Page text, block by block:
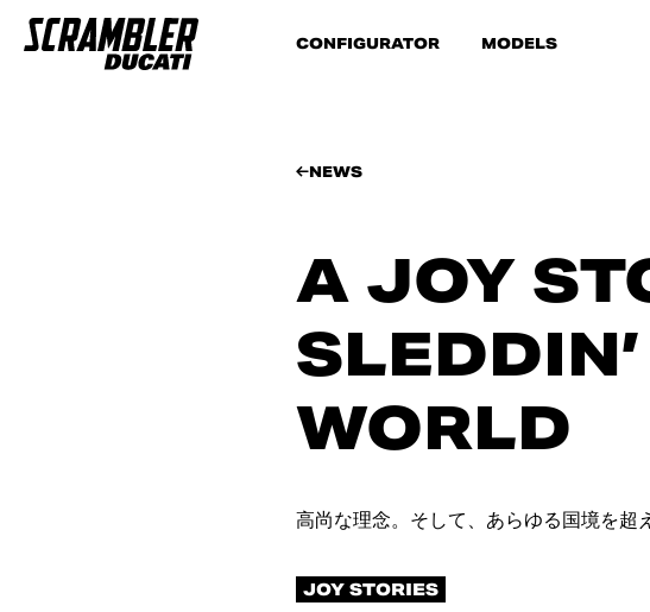
CONFIGURATOR MODELS
NEWS
A JOY
WORLD
高尚な理念。そして、あらゆる国境を超
JOY STORIES